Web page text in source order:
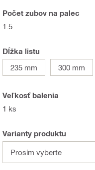
Počet zubov na palec
1.5
Dĺžka listu
235 mm
300 mm
Veľkosť balenia
1 ks
Varianty produktu
Prosím vyberte